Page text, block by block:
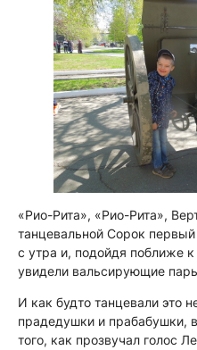
«Рио-Рита», «Рио-Рита»,
танцевальной Сорок
с утра и, подойдя поближе
увидели вальсирующие
И как будто танцевали это
прадедушки и прабабушки,
того, как прозвучал голос